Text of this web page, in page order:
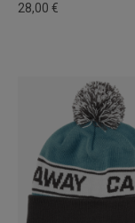
28,00 €